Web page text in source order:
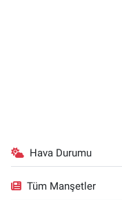
Hava Durumu
Tüm Manşetler